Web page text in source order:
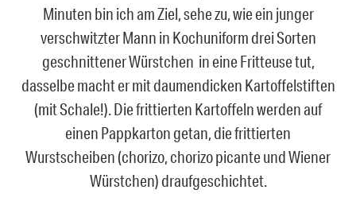
Minuten bin ich am Ziel, sehe zu, wie ein junger
verschwitzter Mann in Kochuniform drei Sorten
geschnittener Würstchen in eine Fritteuse tut,
dasselbe macht er mit daumendicken Kartoffelstiften
(mit Schale!). Die frittierten Kartoffeln werden auf
einen Pappkarton getan, die frittierten
Wurstscheiben (chorizo, chorizo picante und Wiener
Würstchen) draufgeschichtet.